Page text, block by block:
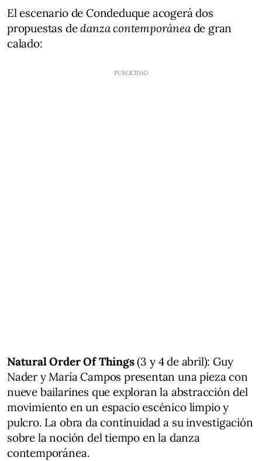
El escenario de Condeduque acogerá dos
propuestas dedanza contemporáneade gran
calado:
Natural Order Of Things(3 y 4 de abril): Guy
Nader y María Campos presentan una pieza con
nueve bailarines que exploran la abstracción del
movimiento en un espacio escénico limpio y
pulcro. La obra da continuidad a su investigación
sobre la noción del tiempo en la danza
contemporánea.